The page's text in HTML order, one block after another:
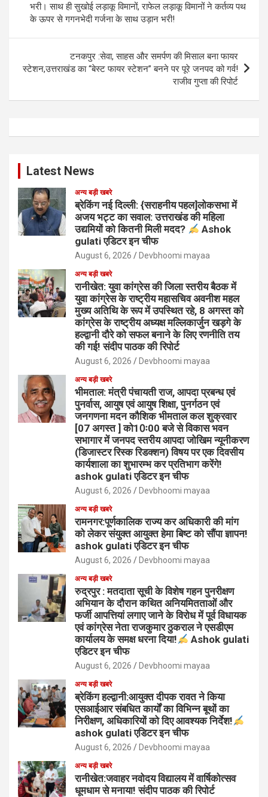
भरी। साथ ही सुखोई लड़ाकू विमानों, राफेल लड़ाकू विमानों ने कर्तव्य पथ
के ऊपर से गगनभेदी गर्जना के साथ उड़ान भरी!
टनकपुर :सेवा, साहस और समर्पण की मिसाल बना फायर
स्टेशन,उत्तराखंड का “बेस्ट फायर स्टेशन” बनने पर पूरे जनपद को गर्व!
राजीव गुप्ता की रिपोर्ट
Latest News
अन्य बड़ी खबरे
ब्रेकिंग नई दिल्ली: {सराहनीय पहल]लोकसभा में
अजय भट्ट का सवाल: उत्तराखंड की महिला
उद्यमियों को कितनी मिली मदद?
Ashok
gulati एडिटर इन चीफ
August 6, 2026 Devbhoomi mayaa
अन्य बड़ी खबरे
रानीखेत: युवा कांग्रेस की जिला स्तरीय बैठक में
युवा कांग्रेस के राष्ट्रीय महासचिव अवनीश महल
मुख्य अतिथि के रूप में उपस्थित रहे, 8 अगस्त को
कांग्रेस के राष्ट्रीय अध्यक्ष मल्लिकार्जुन खड़गे के
हल्द्वानी दौरे को सफल बनाने के लिए रणनीति तय
की गई! संदीप पाठक की रिपोर्ट
August 6, 2026 Devbhoomi mayaa
अन्य बड़ी खबरे
भीमताल: मंत्री पंचायती राज, आपदा प्रबन्ध एवं
पुनर्वास, आयुष एवं आयुष शिक्षा, पुनर्गठन एवं
जनगणना मदन कौशिक भीमताल कल शुक्रवार
[07 अगस्त ] को10ः00 बजे से विकास भवन
सभागार में जनपद स्तरीय आपदा जोखिम न्यूनीकरण
(डिजास्टर रिस्क रिडक्शन) विषय पर एक दिवसीय
कार्यशाला का शुभारम्भ कर प्रतिभाग करेंगे!
ashok gulati एडिटर इन चीफ
August 6, 2026 Devbhoomi mayaa
अन्य बड़ी खबरे
रामनगर:पूर्णकालिक राज्य कर अधिकारी की मांग
को लेकर संयुक्त आयुक्त हेमा बिष्ट को सौंपा ज्ञापन!
ashok gulati एडिटर इन चीफ
August 6, 2026 Devbhoomi mayaa
अन्य बड़ी खबरे
रुद्रपुर : मतदाता सूची के विशेष गहन पुनरीक्षण
अभियान के दौरान कथित अनियमितताओं और
फर्जी आपत्तियां लगाए जाने के विरोध में पूर्व विधायक
एवं कांग्रेस नेता राजकुमार ठुकराल ने एसडीएम
कार्यालय के समक्ष धरना दिया!
Ashok gulati
एडिटर इन चीफ
August 6, 2026 Devbhoomi mayaa
अन्य बड़ी खबरे
ब्रेकिंग हल्द्वानी:आयुक्त दीपक रावत ने किया
एसआईआर संबधित कार्यों का विभिन्न बूथों का
निरीक्षण, अधिकारियों को दिए आवश्यक निर्देश!
ashok gulati एडिटर इन चीफ
August 6, 2026 Devbhoomi mayaa
अन्य बड़ी खबरे
रानीखेत:जवाहर नवोदय विद्यालय में वार्षिकोत्सव
धूमधाम से मनाया! संदीप पाठक की रिपोर्ट